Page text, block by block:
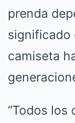
prenda
significado
camiseta
“Todos los